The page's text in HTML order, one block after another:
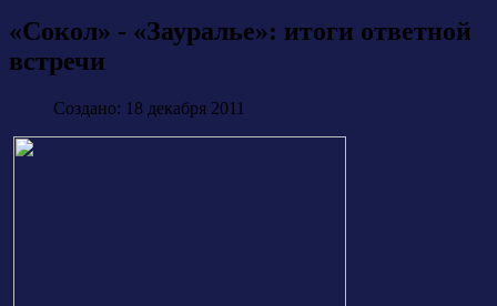
«Сокол» - «Зауралье»: итоги ответной
встречи
Создано: 18 декабря 2011